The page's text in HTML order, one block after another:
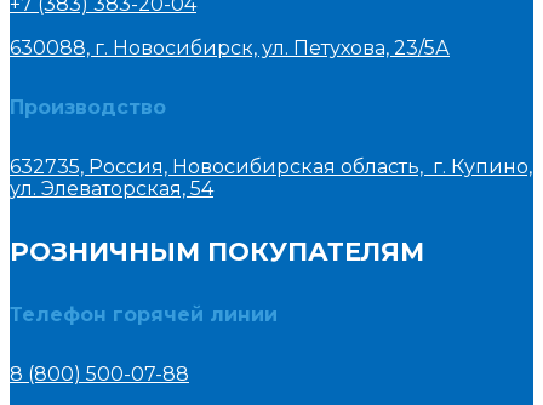
+7 (383) 383-20-04
630088, г. Новосибирск, ул. Петухова, 23/5А
Производство
632735, Россия, Новосибирская область, г. Купино,
ул. Элеваторская, 54
РОЗНИЧНЫМ ПОКУПАТЕЛЯМ
Телефон горячей линии
8 (800) 500-07-88